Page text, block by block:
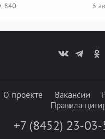
840
6
О проекте Вакансии
Правила
+7 (8452) 23-